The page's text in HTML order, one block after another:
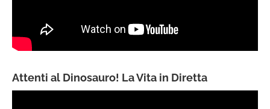
Attenti al Dinosauro! La Vita in Diretta